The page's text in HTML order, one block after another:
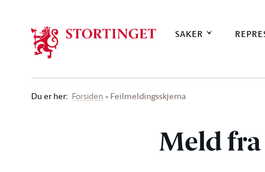
SAKER
Du er her: Forsiden Feilmeldingsskjema
Meld